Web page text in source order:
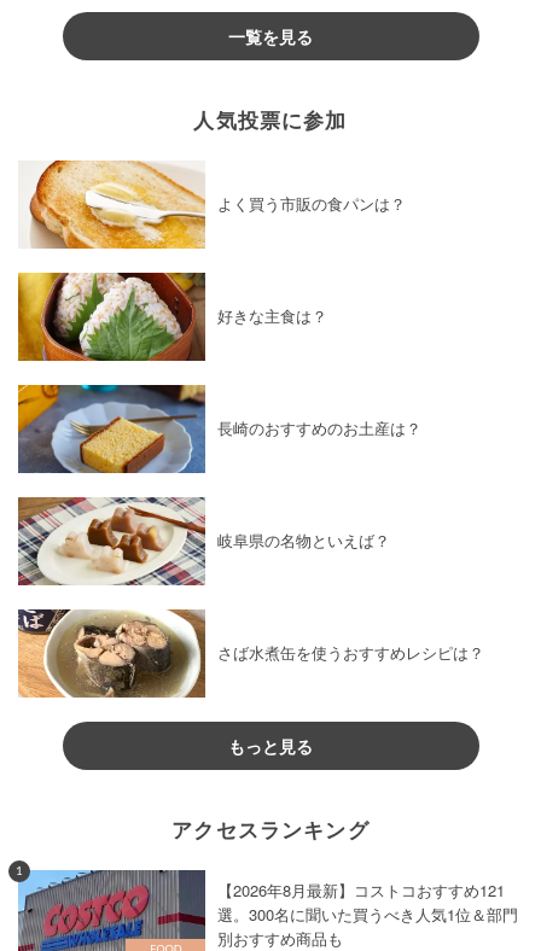
一覧を見る
人気投票に参加
よく買う市販の食パンは？
好きな主食は？
長崎のおすすめのお土産は？
岐阜県の名物といえば？
さば水煮缶を使うおすすめレシピは？
もっと見る
アクセスランキング
1
【2026年8月最新】コストコおすすめ121
選。300名に聞いた買うべき人気1位＆部門
別おすすめ商品も